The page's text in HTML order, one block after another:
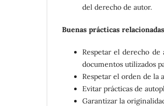
del derecho de autor.
Buenas prácticas
Respetar el derecho
documentos utilizados
Respetar el orden de la
Evitar prácticas de
Garantizar la